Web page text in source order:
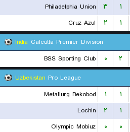
Philadelphia Union
۳ ۱
Cruz Azul
۲ ۱
India Calcutta Premier Division
BSS Sporting Club
۰ ۲
Uzbekistan Pro League
Metallurg Bekobod
۱ ۱
Lochin
۲ ۱
Olympic Mobiuz
۰ ۰